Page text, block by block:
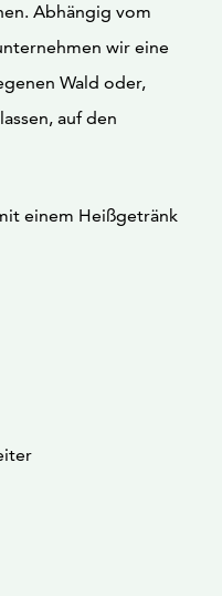
Abhängig vom
wir eine
Wald oder,
auf den
einem Heißgetränk